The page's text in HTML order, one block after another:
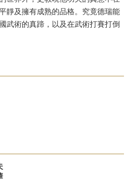
靜及擁有成熟的品格。究竟德瑞能
武術的真蹄，以及在武術打賽打倒